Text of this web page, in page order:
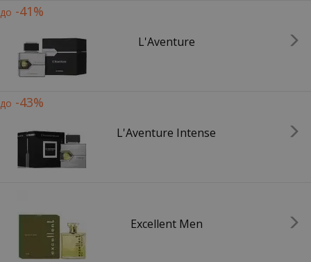
до -41%
L'Aventure
до -43%
L'Aventure Intense
Excellent Men